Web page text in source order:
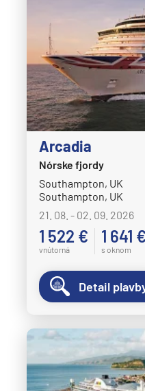
Arcadia
Nórske fjordy
Southampton, UK
Southampton, UK
21. 08. - 02. 09. 2026
1 522 €
vnútorná
1 641 €
s oknom
Detail